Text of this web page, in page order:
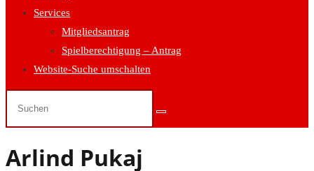
Services
Mitgliedsantrag
Spielberechtigung – Antrag
Website-Suche umschalten
Arlind Pukaj